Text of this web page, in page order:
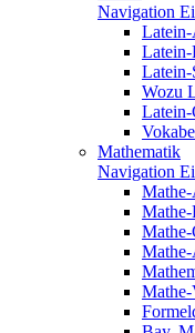
Navigation
Latein-
Latein-
Wozu
Latein-
Mathematik
Navigation
Mathe-